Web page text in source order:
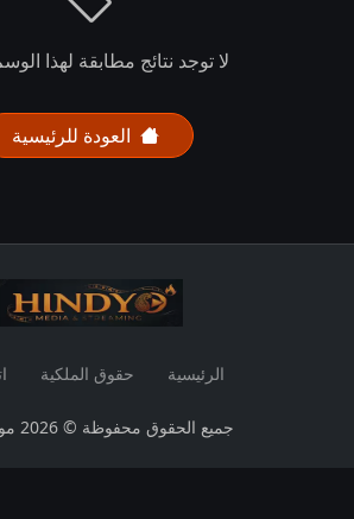
لا توجد نتائج مطابقة لهذا
العودة للرئيسية
الرئيسية حقوق الملكية
جميع الحقوق محفوظة © 2026 موقع هنديو